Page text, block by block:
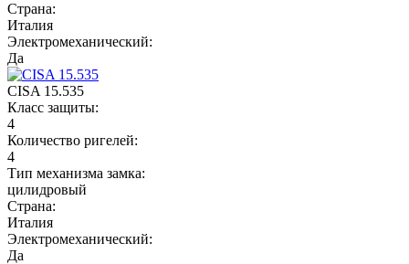
Страна:
Италия
Электромеханический:
Да
CISA 15.535
Класс защиты:
4
Количество ригелей:
4
Тип механизма замка:
цилидровый
Страна:
Италия
Электромеханический:
Да